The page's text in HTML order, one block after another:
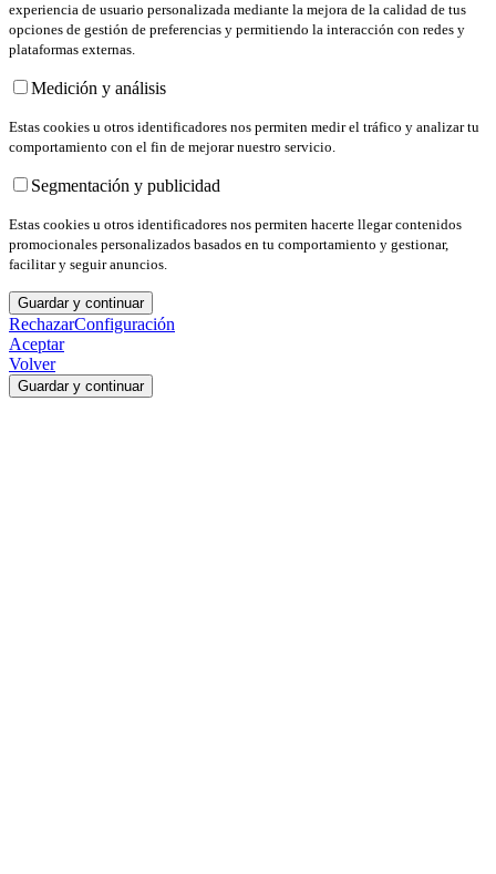
experiencia de usuario personalizada mediante la mejora de la calidad de tus
opciones de gestión de preferencias y permitiendo la interacción con redes y
plataformas externas.
Medición y análisis
Estas cookies u otros identificadores nos permiten medir el tráfico y analizar tu
comportamiento con el fin de mejorar nuestro servicio.
Segmentación y publicidad
Estas cookies u otros identificadores nos permiten hacerte llegar contenidos
promocionales personalizados basados en tu comportamiento y gestionar,
facilitar y seguir anuncios.
Guardar y continuar
RechazarConfiguración
Aceptar
Volver
Guardar y continuar